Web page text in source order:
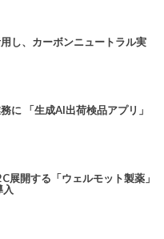
し、カーボンニュートラル実
に 「生成AI出荷検品アプリ」
展開する「ウェルモット製薬」
入